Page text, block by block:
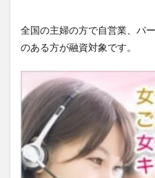
全国の主婦の方で自営業、パ
のある方が融資対象です。